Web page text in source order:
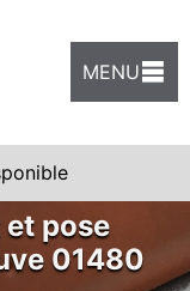
MENU
pose
01480